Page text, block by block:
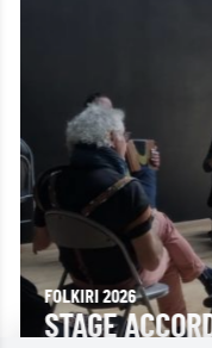
FOLKIRI 2026
STAGE